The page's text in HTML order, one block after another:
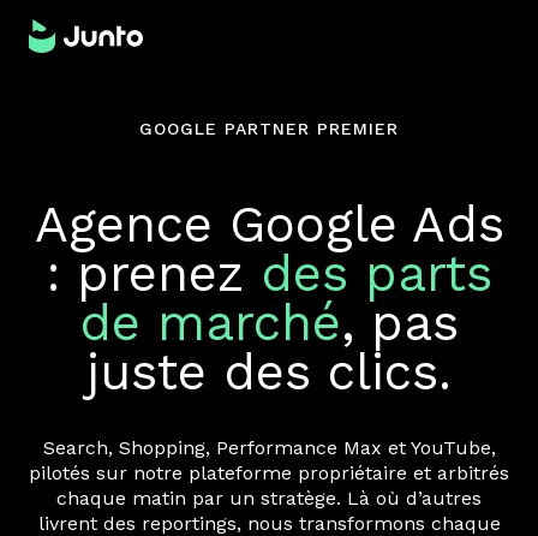
GOOGLE PARTNER PREMIER
Agence Google Ads
: prenez des parts
de marché, pas
juste des clics.
Search, Shopping, Performance Max et YouTube,
pilotés sur notre plateforme propriétaire et arbitrés
chaque matin par un stratège. Là où d’autres
livrent des reportings, nous transformons chaque